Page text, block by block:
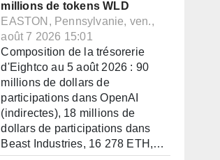
millions de tokens WLD
EASTON, Pennsylvanie, ven.,
août 7 2026 15:01
Composition de la trésorerie
d'Eightco au 5 août 2026 : 90
millions de dollars de
participations dans OpenAI
(indirectes), 18 millions de
dollars de participations dans
Beast Industries, 16 278 ETH,…